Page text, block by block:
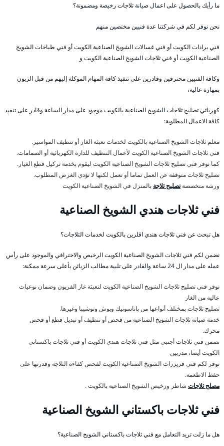
ما رأيك بالحصول على اعمال صيانة ثلاجات رخيصة ومضمونة؟
نحن نوفر لكم في شركتنا عدة فنيين مختصين منهم
فني برادات الكويت أو فني غسالات الشويخ الصناعية الكويت أو فني طباخات الشويخ
الصناعية الكويت أو فني ثلاجات الشويخ الصناعية الكويت و
وكافة الفنيين محترفين وقادرين على تنفيذ كافة المهام الموكلة إليهم من قبل الزبون
بمهارة عالية،
كهربائي تصليح ثلاجات الشويخ الصناعية بالكويت موجود على مدار الساعة وقادر على تنفيذ
كافة الاعمال المطلوبة:
معلم ثلاجات الشويخ الصناعية بالكويت لخدمات تعبئة الغاز أو تنظيف المواسير.
فني ثلاجات الشويخ الصناعية الكويت لأعمال التنظيف للدارة الكهربائية أو الصمامات.
كما نوفر فني تصليح ثلاجات الشويخ الصناعية الكويت ليقوم بخدمة تركيل قطع الغيار.
تصليح ثلاجات متوقفة عن العمل تماما أو تعمل لكنها لا تؤدي الغرض المطلوب.
ورشة متخصصةتصليح ثلاجة بالمنزل في الشويخ الصناعية الكويت
فني ثلاجات هندي الشويخ الصناعية
هل تبحث عن فني ثلاجات هندي اقلرين بالكويت لخدمات الثلاجات؟
نضمن لكم فني ثلاجات الشويخ الصناعية الكويت الرخيص والاحترافي والموجود على رأس
عمله على مدار ال 24 ساعة والقادر على تلبية مطالب الزبائن بأعلى سرعة ممكنة:
نوفر فني تصليح ثلاجات الشويخ الصناعية الكويت لتعبئة غاز الفريون وضمان نوعيات
عالية من الغاز
تصليح ثلاجات بمختلف أنواعها من باناسونيك وبوش وتوشيبا وغيرها.
خدمة صيانة ثلاجات الشويخ الصناعية من فحص أو تنظيف أو تبديل قطع أو فحص
محرك.
نضمن فني ثلاجات أجنبي مثل فني ثلاجات هندي الكويت أو فني ثلاجات باكستاني
الكويت أيضا، مدربين
نوفر لكم فني فريزرات الشويخ الصناعية الكويت لفحص كفاءة الثلاجة وقدرتها على
حفظ الاطعمة.
مصلح ثلاجات شاطر ورخيص الشويخ الصناعية بالكويت .
فني ثلاجات باكستاني الشويخ الصناعية
هل ما زلت تريد التعامل مع فني ثلاجات باكستاني الشويخ الصناعية؟